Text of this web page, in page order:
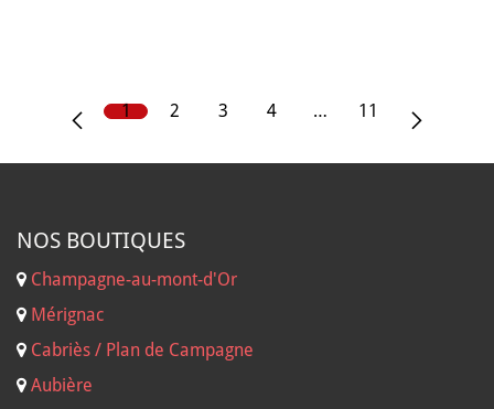
1 2 3 4 … 11
NOS BOUTIQUES
Champagne-au-mont-d'Or
Mérignac
Cabriès / Plan de Campagne
Aubière